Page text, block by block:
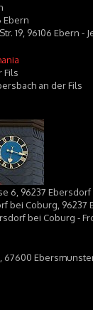
Ebern
19, 96106 Ebern -
Fils
an der Fils
6, 96237
bei Coburg,
bei Coburg -
67600